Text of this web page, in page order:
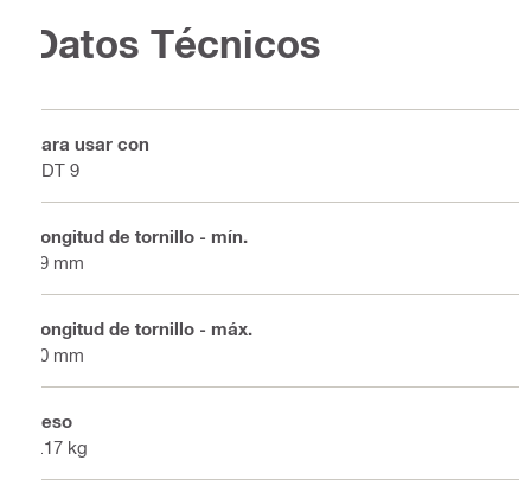
Datos Técnicos
Para usar con
SDT 9
Longitud de tornillo - mín.
19 mm
Longitud de tornillo - máx.
40 mm
Peso
0.17 kg